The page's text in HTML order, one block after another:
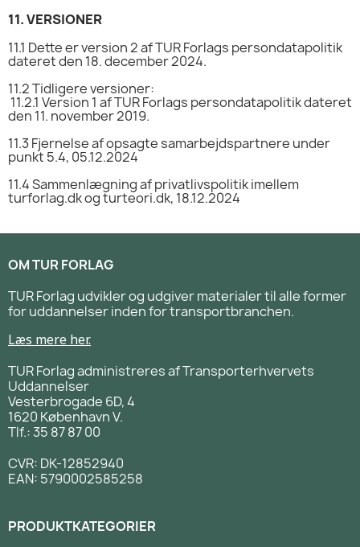
11.VERSIONER
11.1 Dette er version 2 af TUR Forlags persondatapolitik
dateret den 18. december 2024.
11.2 Tidligere versioner:
11.2.1 Version 1 af TUR Forlags persondatapolitik dateret
den 11. november 2019.
11.3 Fjernelse af opsagte samarbejdspartnere under
punkt 5.4, 05.12.2024
11.4 Sammenlægning af privatlivspolitik imellem
turforlag.dk og turteori.dk, 18.12.2024
OM TUR FORLAG
TUR Forlag udvikler og udgiver materialer til alle former
for uddannelser inden for transportbranchen.
Læs mere her.
TUR Forlag administreres af Transporterhvervets
Uddannelser
Vesterbrogade 6D, 4
1620 København V.
Tlf.: 35 87 87 00
CVR: DK-12852940
EAN: 5790002585258
PRODUKTKATEGORIER